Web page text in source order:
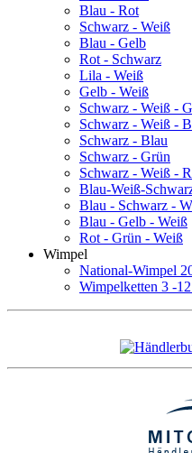
Blau - Rot
Schwarz - Weiß
Blau - Gelb
Rot - Schwarz
Lila - Weiß
Gelb - Weiß
Schwarz - Weiß -
Schwarz - Weiß -
Schwarz - Blau
Schwarz - Grün
Schwarz - Weiß -
Blau-Weiß-
Blau - Schwarz -
Blau - Gelb - Weiß
Rot - Grün - Weiß
Wimpel
National-Wimpel
Wimpelketten 3 -